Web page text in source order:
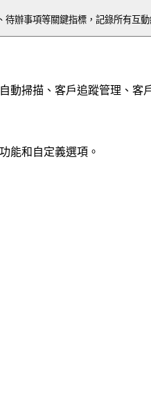
辦事項等關鍵指標，記錄所有互
動掃描、客戶追蹤管理、
能和自定義選項。